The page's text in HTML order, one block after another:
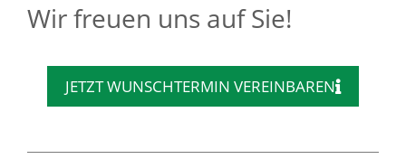
Wir freuen uns auf Sie!
JETZT WUNSCHTERMIN VEREINBAREN